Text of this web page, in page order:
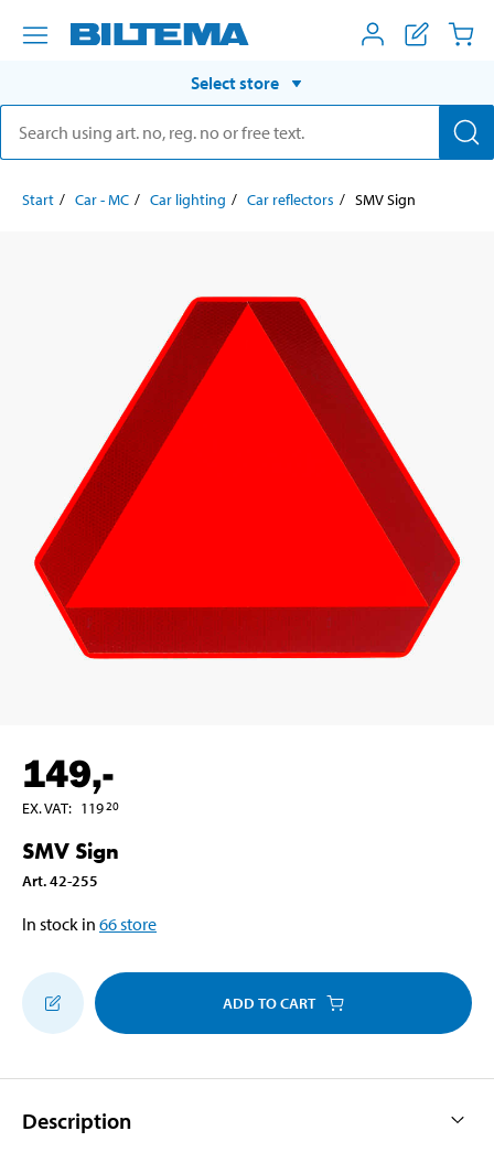
Select store
Start Car - MC Car lighting Car reflectors SMV Sign
149,-
EX. VAT: 11920
SMV Sign
Art.42-255
In stock in 66store
ADD TO CART
Description